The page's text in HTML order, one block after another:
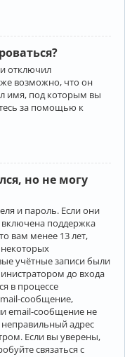
отключил
возможно, что он
имя, под которым вы
за помощью к
но не могу
и пароль. Если они
поддержка
вам менее 13 лет,
учётные записи были
до входа
в процессе
сообщение,
email-сообщение не
адрес
Если вы уверены,
связаться с